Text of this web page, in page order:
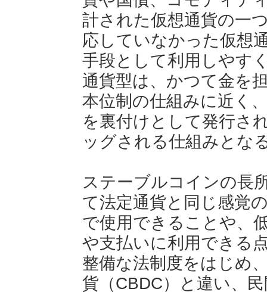
計された仮想通貨の一
応していなかった仮想
手段として利用しやす
通貨型は、かつて金を
本位制の仕組みに近く
を裏付けとして発行さ
ッグされる仕組みとな
ステーブルコインの長
て法定通貨と同じ感覚
で使用できることや、
や支払いに利用できる
整備な法制度をはじめ
貨（CBDC）と違い、